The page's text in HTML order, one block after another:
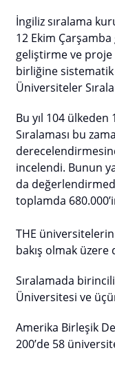
İngiliz sıralama
12 Ekim
geliştirme ve proje
birliğine
Üniversiteler
Bu yıl 104
Sıralaması bu
incelendi. Bunun
da
toplamda
THE
bakış olmak
Sıralamada
Üniversitesi ve
Amerika Birleşik
200’de 58